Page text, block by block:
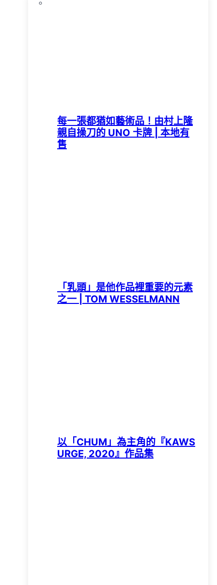
每一張都猶如藝術品！由村上隆
親自操刀的 UNO 卡牌 | 本地有
售
「乳頭」是他作品裡重要的元素
之一 | TOM WESSELMANN
以「CHUM」為主角的『KAWS
URGE, 2020』作品集